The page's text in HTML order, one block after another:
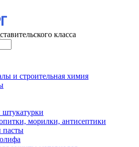
класса
и строительная химия
штукатурки
морилки, антисептики
пасты